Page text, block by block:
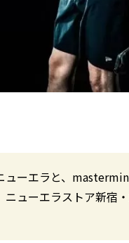
ーエラと、
ューエラストア新宿